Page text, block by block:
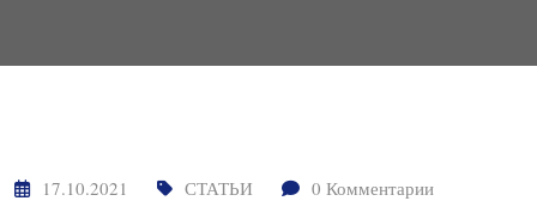
17.10.2021 СТАТЬИ 0 Комментарии